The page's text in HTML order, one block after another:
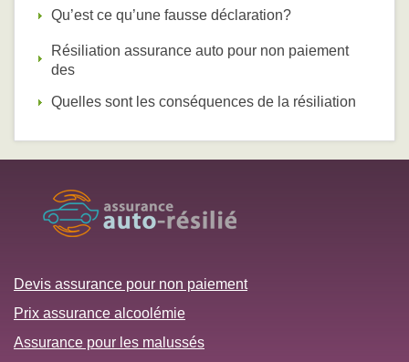
Qu’est ce qu’une fausse déclaration?
Résiliation assurance auto pour non paiement
des
Quelles sont les conséquences de la résiliation
Devis assurance pour non paiement
Prix assurance alcoolémie
Assurance pour les malussés